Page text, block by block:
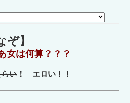
ぞ】
女は何算？？？
らい！ エロい！！